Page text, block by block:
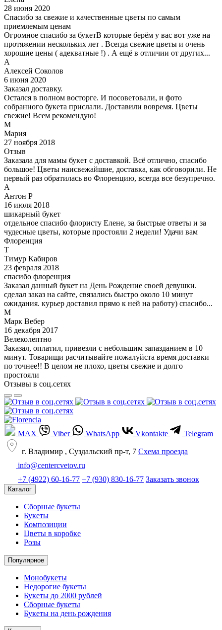
28 июня 2020
Спасибо за свежие и качественные цветы по самым
приемлемым ценам
Огромное спасибо за букетВ которые берём у вас вот уже на
протяжении нескольких лет . Всегда свежие цветы и очень
хорошие цены ( адекватные !) . А ещё в отличии от других...
А
Алексей Соколов
6 июня 2020
Заказал доставку.
Остался в полном восторге. И посоветовали, и фото
собранного букета прислали. Доставили вовремя. Цветы
свежие! Всем рекомендую!
М
Мария
27 ноября 2018
Отзыв
Заказала для мамы букет с доставкой. Всё отлично, спасибо
большое! Цветы наисвежайшие, доставка, как обговорили. Не
первый раз обратилась во Флоренцию, всегда все безупречно.
А
Антон Р
16 июля 2018
шикарный букет
отдельное спасибо флористу Елене, за быстрые ответы и за
чудесные цветы, которые простояли 2 недели! Удачи вам
Флоренция
Т
Тимур Кабиров
23 февраля 2018
спасибо флоренция
Заказал данный букет на День Рождение своей девушки.
сделал заказ на сайте, связались быстро около 10 минут
ожидания. курьер доставил прямо к ней на работу) спасибо...
М
Марк Вебер
16 декабря 2017
Велеколептно
Заказал, оплатил, привезли с небольшим запазданием в 10
минут. Товарищи расчитывайте пожалуйста время доставки
по точнее!! В целом не плохо, цветы свежие и долго
простояли
Отзывы в соц.сетях
MAX Viber WhatsApp Vkontakte Telegram
г. Владимир , Суздальский пр-т, 7 Cхема проезда
info@centercvetov.ru
+7 (4922) 60-16-77 +7 (930) 830-16-77 Заказать звонок
Каталог
Сборные букеты
Букеты
Композиции
Цветы в коробке
Розы
Популярное
Монобукеты
Недорогие букеты
Букеты до 2000 рублей
Сборные букеты
Букеты на день рождения